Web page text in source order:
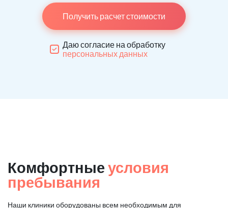
Получить расчет стоимости
Даю согласие на обработку
персональных данных
Комфортные условия
пребывания
Наши клиники оборудованы всем необходимым для